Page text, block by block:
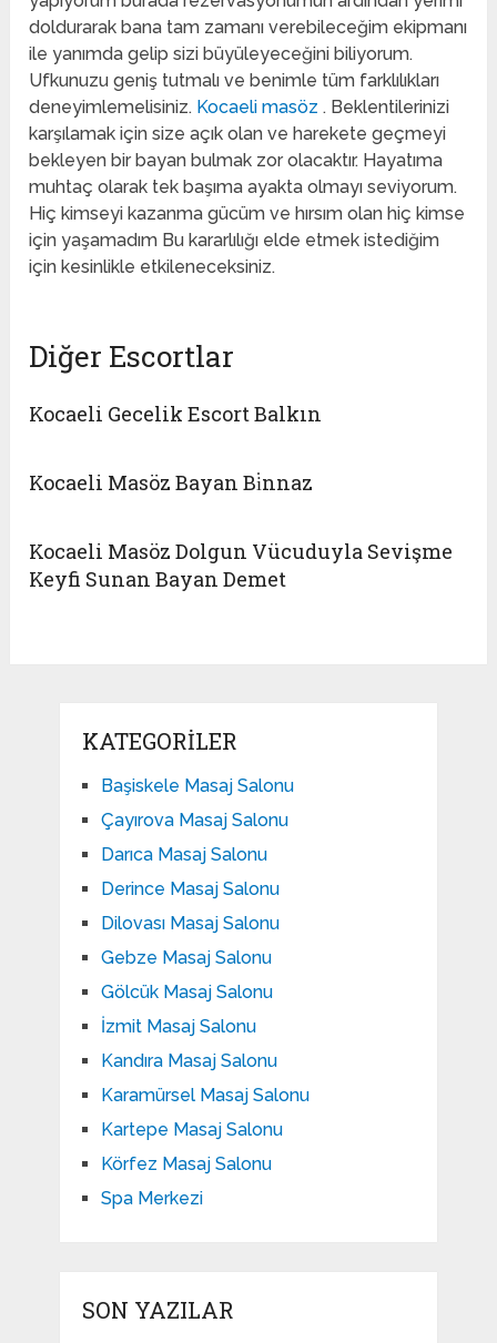
doldurarak bana tam zamanı verebileceğim ekipmanı
ile yanımda gelip sizi büyüleyeceğini biliyorum.
Ufkunuzu geniş tutmalı ve benimle tüm farklılıkları
deneyimlemelisiniz. Kocaeli masöz. Beklentilerinizi
karşılamak için size açık olan ve harekete geçmeyi
bekleyen bir bayan bulmak zor olacaktır. Hayatıma
muhtaç olarak tek başıma ayakta olmayı seviyorum.
Hiç kimseyi kazanma gücüm ve hırsım olan hiç kimse
için yaşamadım Bu kararlılığı elde etmek istediğim
için kesinlikle etkileneceksiniz.
Diğer Escortlar
Kocaeli Gecelik Escort Balkın
Kocaeli Masöz Bayan Bi̇nnaz
Kocaeli Masöz Dolgun Vücuduyla Sevişme
Keyfi Sunan Bayan Demet
KATEGORILER
Başiskele Masaj Salonu
Çayırova Masaj Salonu
Darıca Masaj Salonu
Derince Masaj Salonu
Dilovası Masaj Salonu
Gebze Masaj Salonu
Gölcük Masaj Salonu
İzmit Masaj Salonu
Kandıra Masaj Salonu
Karamürsel Masaj Salonu
Kartepe Masaj Salonu
Körfez Masaj Salonu
Spa Merkezi
SON YAZILAR